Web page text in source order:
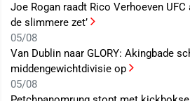
Joe Rogan raadt Rico Verhoeven UFC
de slimmere zet’
05/08
Van Dublin naar GLORY: Akingbade
middengewichtdivisie op
05/08